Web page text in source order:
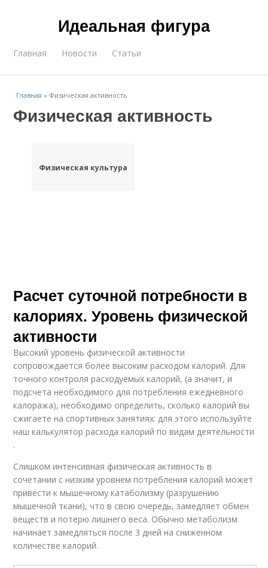
Идеальная фигура
Главная Новости Статьи
Главная » Физическая активность
Физическая активность
Физическая культура
Расчет суточной потребности в
калориях. Уровень физической
активности
Высокий уровень физической активности
сопровождается более высоким расходом калорий. Для
точного контроля расходуемых калорий, (а значит, и
подсчета необходимого для потребления ежедневного
калоража), необходимо определить, сколько калорий вы
сжигаете на спортивных занятиях: для этого используйте
наш калькулятор расхода калорий по видам деятельности
.
Слишком интенсивная физическая активность в
сочетании с низким уровнем потребления калорий может
привести к мышечному катаболизму (разрушению
мышечной ткани), что в свою очередь, замедляет обмен
веществ и потерю лишнего веса. Обычно метаболизм
начинает замедляться после 3 дней на сниженном
количестве калорий.